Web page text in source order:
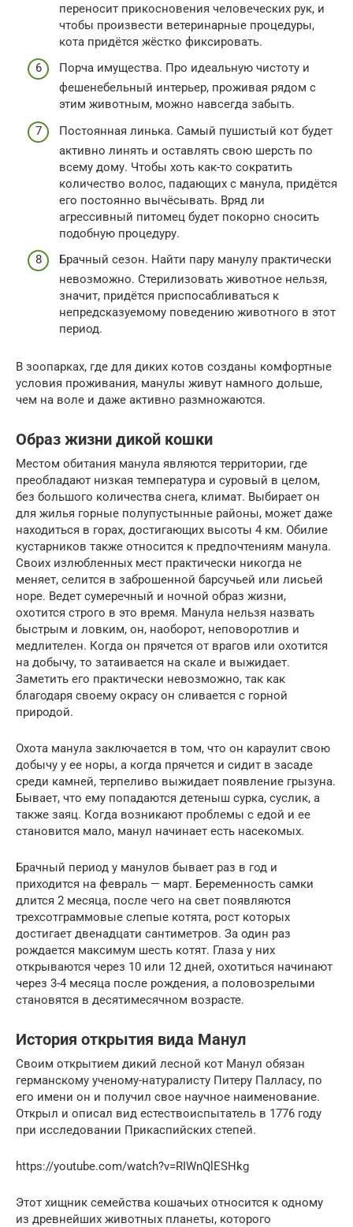
переносит прикосновения человеческих рук, и
чтобы произвести ветеринарные процедуры,
кота придётся жёстко фиксировать.
Порча имущества. Про идеальную чистоту и
фешенебельный интерьер, проживая рядом с
этим животным, можно навсегда забыть.
Постоянная линька. Самый пушистый кот будет
активно линять и оставлять свою шерсть по
всему дому. Чтобы хоть как-то сократить
количество волос, падающих с манула, придётся
его постоянно вычёсывать. Вряд ли
агрессивный питомец будет покорно сносить
подобную процедуру.
Брачный сезон. Найти пару манулу практически
невозможно. Стерилизовать животное нельзя,
значит, придётся приспосабливаться к
непредсказуемому поведению животного в этот
период.
В зоопарках, где для диких котов созданы комфортные
условия проживания, манулы живут намного дольше,
чем на воле и даже активно размножаются.
Образ жизни дикой кошки
Местом обитания манула являются территории, где
преобладают низкая температура и суровый в целом,
без большого количества снега, климат. Выбирает он
для жилья горные полупустынные районы, может даже
находиться в горах, достигающих высоты 4 км. Обилие
кустарников также относится к предпочтениям манула.
Своих излюбленных мест практически никогда не
меняет, селится в заброшенной барсучьей или лисьей
норе. Ведет сумеречный и ночной образ жизни,
охотится строго в это время. Манула нельзя назвать
быстрым и ловким, он, наоборот, неповоротлив и
медлителен. Когда он прячется от врагов или охотится
на добычу, то затаивается на скале и выжидает.
Заметить его практически невозможно, так как
благодаря своему окрасу он сливается с горной
природой.
Охота манула заключается в том, что он караулит свою
добычу у ее норы, а когда прячется и сидит в засаде
среди камней, терпеливо выжидает появление грызуна.
Бывает, что ему попадаются детеныш сурка, суслик, а
также заяц. Когда возникают проблемы с едой и ее
становится мало, манул начинает есть насекомых.
Брачный период у манулов бывает раз в год и
приходится на февраль — март. Беременность самки
длится 2 месяца, после чего на свет появляются
трехсотграммовые слепые котята, рост которых
достигает двенадцати сантиметров. За один раз
рождается максимум шесть котят. Глаза у них
открываются через 10 или 12 дней, охотиться начинают
через 3-4 месяца после рождения, а половозрелыми
становятся в десятимесячном возрасте.
История открытия вида Манул
Своим открытием дикий лесной кот Манул обязан
германскому ученому-натуралисту Питеру Палласу, по
его имени он и получил свое научное наименование.
Открыл и описал вид естествоиспытатель в 1776 году
при исследовании Прикаспийских степей.
https://youtube.com/watch?v=RIWnQlESHkg
Этот хищник семейства кошачьих относится к одному
из древнейших животных планеты, которого